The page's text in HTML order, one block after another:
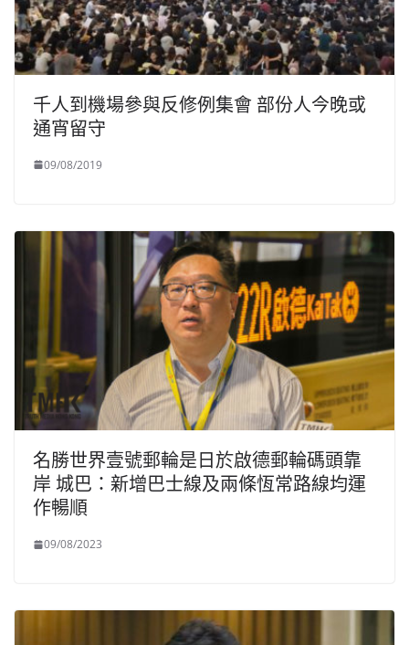
千人到機場參與反修例集會 部份人今晚或
通宵留守
09/08/2019
名勝世界壹號郵輪是日於啟德郵輪碼頭靠
岸 城巴：新增巴士線及兩條恆常路線均運
作暢順
09/08/2023